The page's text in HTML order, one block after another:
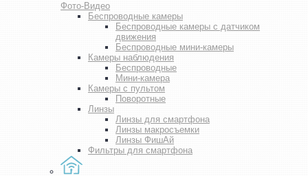
Фото-Видео
Беспроводные камеры
Беспроводные камеры с датчиком
движения
Беспроводные мини-камеры
Камеры наблюдения
Беспроводные
Мини-камера
Камеры с пультом
Поворотные
Линзы
Линзы для смартфона
Линзы макросъемки
Линзы ФишАй
Фильтры для смартфона